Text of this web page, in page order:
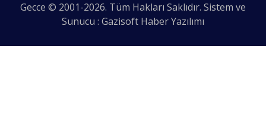
Gecce © 2001-2026. Tüm Hakları Saklıdır. Sistem ve
Sunucu : Gazisoft Haber Yazılımı